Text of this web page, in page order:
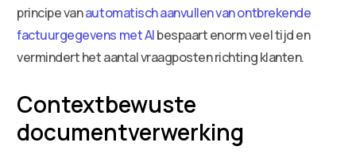
principe vanautomatisch aanvullen van ontbrekende
factuurgegevens met AIbespaart enorm veel tijd en
vermindert het aantal vraagposten richting klanten.
Contextbewuste
documentverwerking